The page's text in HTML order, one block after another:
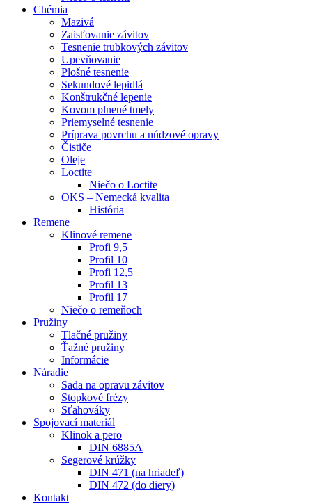
Chémia
Mazivá
Zaisťovanie závitov
Tesnenie trubkových závitov
Upevňovanie
Plošné tesnenie
Sekundové lepidlá
Konštrukčné lepenie
Kovom plnené tmely
Priemyselné tesnenie
Príprava povrchu a núdzové opravy
Čističe
Oleje
Loctite
Niečo o Loctite
OKS – Nemecká kvalita
História
Remene
Klinové remene
Profi 9,5
Profil 10
Profi 12,5
Profil 13
Profil 17
Niečo o remeňoch
Pružiny
Tlačné pružiny
Ťažné pružiny
Informácie
Náradie
Sada na opravu závitov
Stopkové frézy
Sťahováky
Spojovací materiál
Klinok a pero
DIN 6885A
Segerové krúžky
DIN 471 (na hriadeľ)
DIN 472 (do diery)
Kontakt